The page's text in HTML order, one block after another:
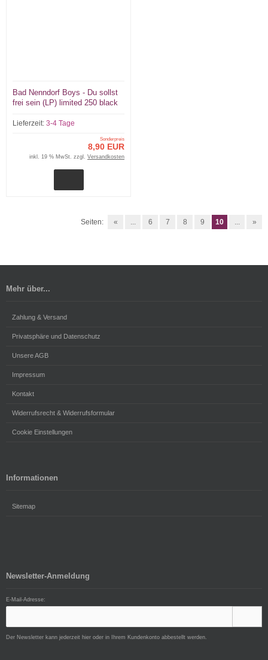
Bad Nenndorf Boys - Du sollst
frei sein (LP) limited 250 black
Lieferzeit: 3-4 Tage
Sonderpreis
8,90 EUR
inkl. 19 % MwSt. zzgl. Versandkosten
Seiten: « ... 6 7 8 9 10 ... »
Mehr über...
Zahlung & Versand
Privatsphäre und Datenschutz
Unsere AGB
Impressum
Kontakt
Widerrufsrecht & Widerrufsformular
Cookie Einstellungen
Informationen
Sitemap
Newsletter-Anmeldung
E-Mail-Adresse:
Der Newsletter kann jederzeit hier oder in Ihrem Kundenkonto abbestellt werden.